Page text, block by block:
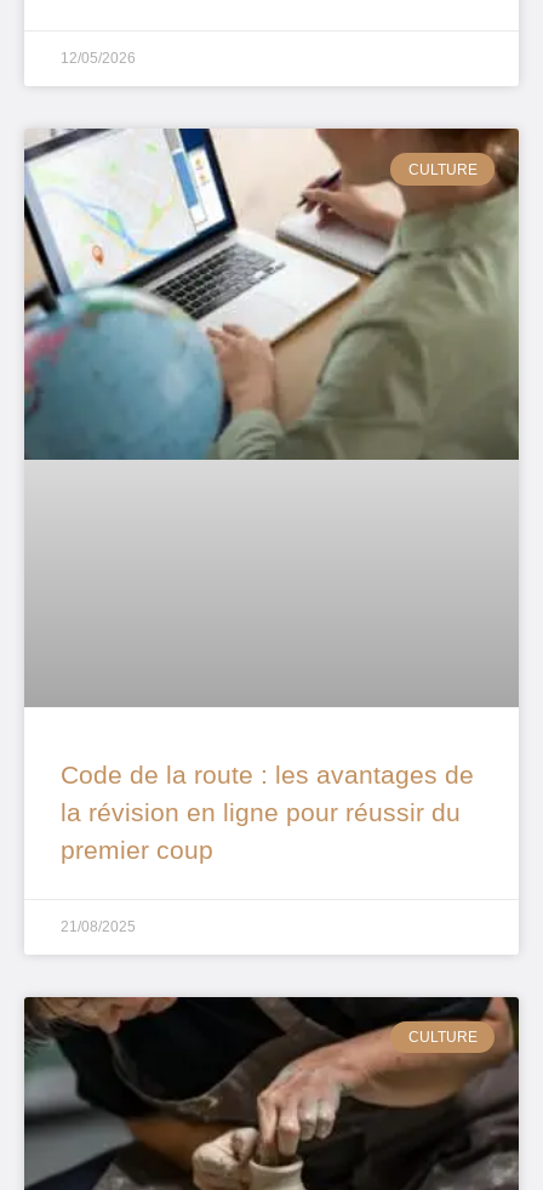
12/05/2026
CULTURE
Code de la route : les avantages de
la révision en ligne pour réussir du
premier coup
21/08/2025
CULTURE